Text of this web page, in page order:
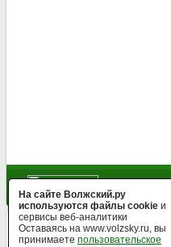
На сайте Волжский.ру
используются файлы cookie и
сервисы веб-аналитики
Оставаясь на www.volzsky.ru, вы
принимаете пользовательское